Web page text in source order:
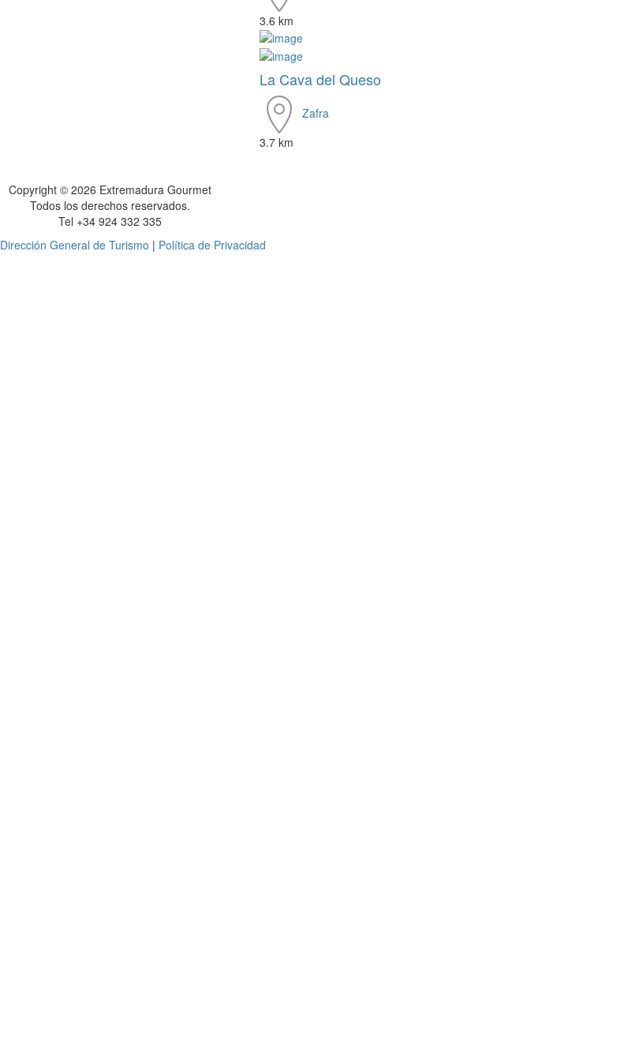
3.6 km
La Cava del Queso
Zafra
3.7 km
Copyright © 2026 Extremadura Gourmet
Todos los derechos reservados.
Tel +34 924 332 335
Dirección General de Turismo | Política de Privacidad